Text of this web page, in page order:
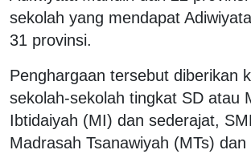
sekolah yang mendapat
31 provinsi.
Penghargaan tersebut diberikan
sekolah-sekolah tingkat SD atau
Ibtidaiyah (MI) dan sederajat,
Madrasah Tsanawiyah (MTs) dan